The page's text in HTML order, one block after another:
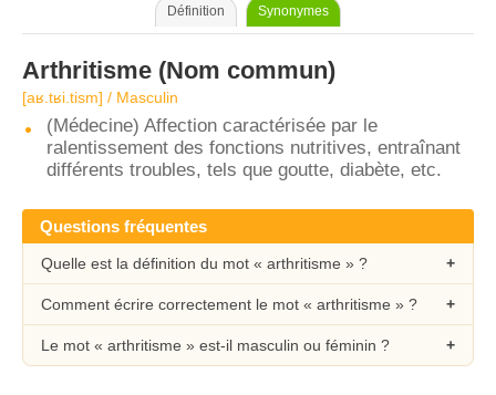
Définition Synonymes
Arthritisme (Nom commun)
[aʁ.tʁi.tism] / Masculin
(Médecine) Affection caractérisée par le
ralentissement des fonctions nutritives, entraînant
différents troubles, tels que goutte, diabète, etc.
Questions fréquentes
Quelle est la définition du mot « arthritisme » ?
Comment écrire correctement le mot « arthritisme » ?
Le mot « arthritisme » est-il masculin ou féminin ?